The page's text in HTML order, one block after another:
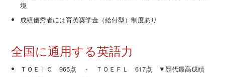
境
成績優秀者には育英奨学金（給付型）制度あり
全国に通用する英語力
ＴＯＥＩＣ 965点 ・ ＴＯＥＦＬ 617点 ▼歴代最高成績